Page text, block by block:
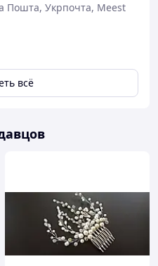
Пошта, Укрпочта, Meest
всё